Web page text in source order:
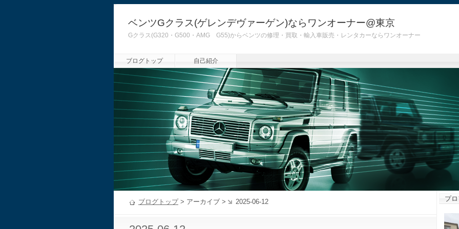
ベンツGクラス(ゲレンデヴァーゲン)ならワンオーナー@東京
Gクラス(G320・G500・AMG G55)からベンツの修理・買取・輸入車販売・レンタカーならワンオーナー
ブログトップ 自己紹介
ブログトップ> アーカイブ > 2025-06-12 プ